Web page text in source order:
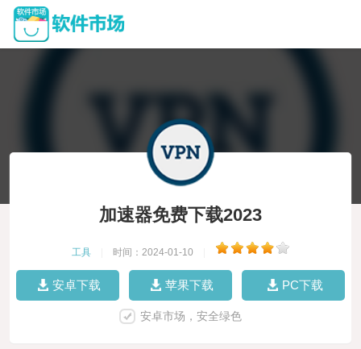
加速器免费下载2023
工具 时间：2024-01-10
安卓下载 苹果下载 PC下载
安卓市场，安全绿色